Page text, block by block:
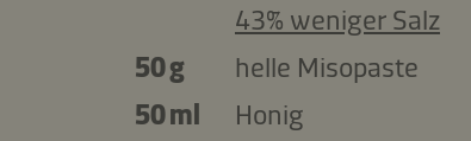
43% weniger Salz
50 g
helle Misopaste
50 ml
Honig